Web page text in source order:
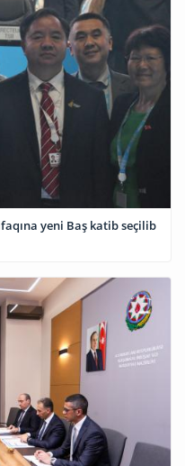
yeni Baş katib seçilib